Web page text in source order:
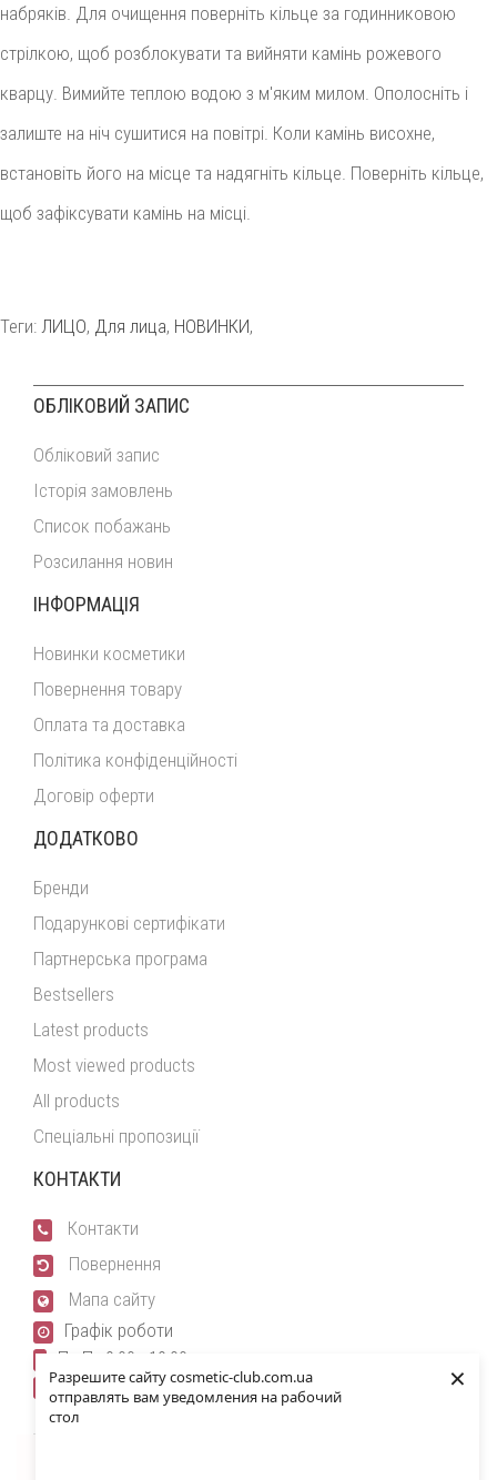
Разрешите сайту cosmetic-club.com.ua
отправлять вам уведомления на рабочий
стол
×
набряків. Для очищення поверніть кільце за годинниковою
стрілкою, щоб розблокувати та вийняти камінь рожевого
кварцу. Вимийте теплою водою з м'яким милом. Ополосніть і
залиште на ніч сушитися на повітрі. Коли камінь висохне,
встановіть його на місце та надягніть кільце. Поверніть кільце,
щоб зафіксувати камінь на місці.
Теги: ЛИЦО, Для лица, НОВИНКИ,
ОБЛІКОВИЙ ЗАПИС
Обліковий запис
Історія замовлень
Список побажань
Розсилання новин
ІНФОРМАЦІЯ
Новинки косметики
Повернення товару
Оплата та доставка
Політика конфіденційності
Договір оферти
ДОДАТКОВО
Бренди
Подарункові сертифікати
Партнерська програма
Bestsellers
Latest products
Most viewed products
All products
Спеціальні пропозиції
КОНТАКТИ
Контакти
Повернення
Мапа сайту
Графік роботи
Пн-Пт 9:00 - 19:00
Сб-Нд 10:00 - 16:00